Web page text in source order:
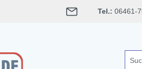
Tel.: 06461-